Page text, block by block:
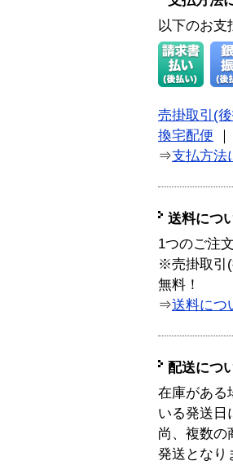
以下のお支
売掛取引(
換宅配便
⇒支払方法
送料につ
1つのご注
※売掛取引(
無料！
⇒送料につ
配送につ
在庫がある
いる発送日
尚、複数の
発送となり